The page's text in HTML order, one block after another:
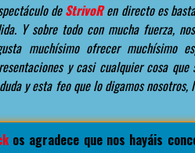
deStrivoRen directo es
Y sobre todo con mucha fuerza,
muchísimo ofrecer muchísimo
y casi cualquier cosa
y esta feo que lo digamos
os agradece que nos hayáis